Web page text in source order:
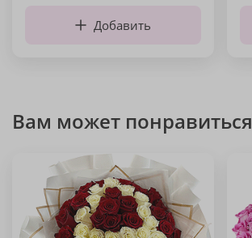
Добавить
Вам может понравиться